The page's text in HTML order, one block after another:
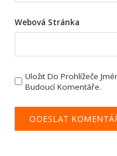
Webová Stránka
Uložit Do Prohlížeče
Budoucí Komentáře.